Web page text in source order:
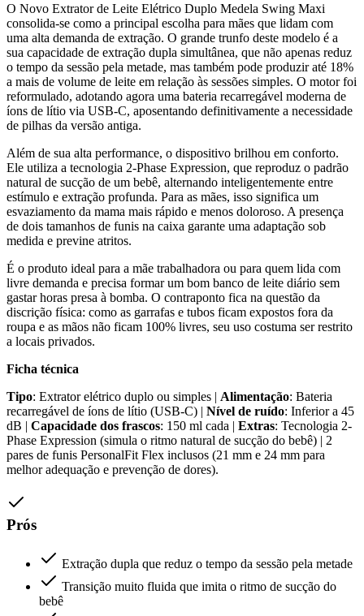
O Novo Extrator de Leite Elétrico Duplo Medela Swing Maxi
consolida-se como a principal escolha para mães que lidam com
uma alta demanda de extração. O grande trunfo deste modelo é a
sua capacidade de extração dupla simultânea, que não apenas reduz
o tempo da sessão pela metade, mas também pode produzir até 18%
a mais de volume de leite em relação às sessões simples. O motor foi
reformulado, adotando agora uma bateria recarregável moderna de
íons de lítio via USB-C, aposentando definitivamente a necessidade
de pilhas da versão antiga.
Além de sua alta performance, o dispositivo brilhou em conforto.
Ele utiliza a tecnologia 2-Phase Expression, que reproduz o padrão
natural de sucção de um bebê, alternando inteligentemente entre
estímulo e extração profunda. Para as mães, isso significa um
esvaziamento da mama mais rápido e menos doloroso. A presença
de dois tamanhos de funis na caixa garante uma adaptação sob
medida e previne atritos.
É o produto ideal para a mãe trabalhadora ou para quem lida com
livre demanda e precisa formar um bom banco de leite diário sem
gastar horas presa à bomba. O contraponto fica na questão da
discrição física: como as garrafas e tubos ficam expostos fora da
roupa e as mãos não ficam 100% livres, seu uso costuma ser restrito
a locais privados.
Ficha técnica
Tipo: Extrator elétrico duplo ou simples | Alimentação: Bateria
recarregável de íons de lítio (USB-C) | Nível de ruído: Inferior a 45
dB | Capacidade dos frascos: 150 ml cada | Extras: Tecnologia 2-
Phase Expression (simula o ritmo natural de sucção do bebê) | 2
pares de funis PersonalFit Flex inclusos (21 mm e 24 mm para
melhor adequação e prevenção de dores).
Prós
Extração dupla que reduz o tempo da sessão pela metade
Transição muito fluida que imita o ritmo de sucção do
bebê